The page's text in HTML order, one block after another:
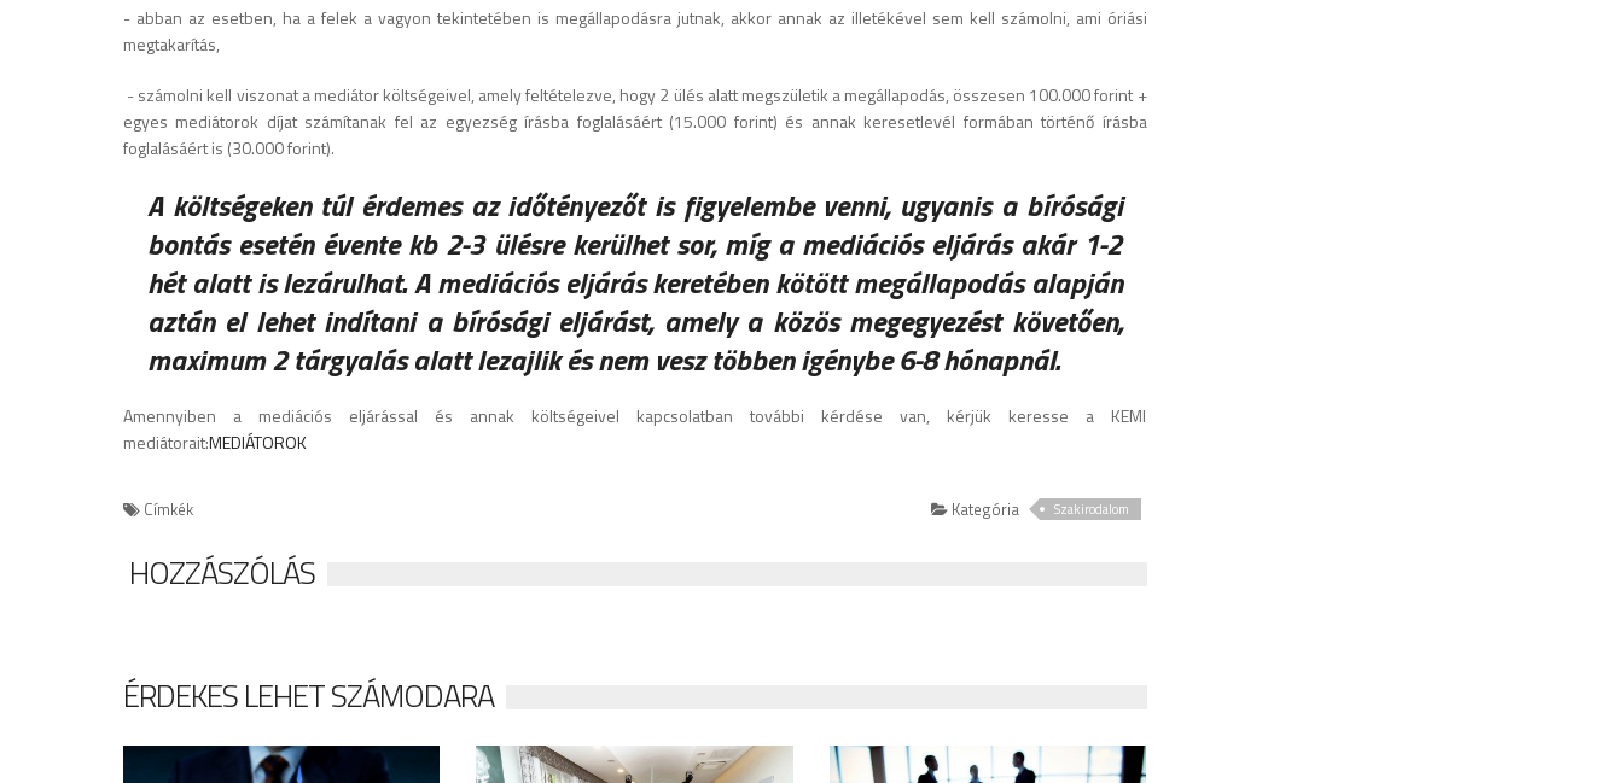
- abban az esetben, ha a felek a vagyon tekintetében is megállapodásra jutnak, akkor annak az illetékével sem kell számolni, ami óriási
megtakarítás,
- számolni kell viszonat a mediátor költségeivel, amely feltételezve, hogy 2 ülés alatt megszületik a megállapodás, összesen 100.000 forint +
egyes mediátorok díjat számítanak fel az egyezség írásba foglalásáért (15.000 forint) és annak keresetlevél formában történő írásba
foglalásáért is (30.000 forint).
A költségeken túl érdemes az időtényezőt is figyelembe venni, ugyanis a bírósági
bontás esetén évente kb 2-3 ülésre kerülhet sor, míg a mediációs eljárás akár 1-2
hét alatt is lezárulhat. A mediációs eljárás keretében kötött megállapodás alapján
aztán el lehet indítani a bírósági eljárást, amely a közös megegyezést követően,
maximum 2 tárgyalás alatt lezajlik és nem vesz többen igénybe 6-8 hónapnál.
Amennyiben a mediációs eljárással és annak költségeivel kapcsolatban további kérdése van, kérjük keresse a KEMI
mediátorait:MEDIÁTOROK
Címkék Kategória Szakirodalom
HOZZÁSZÓLÁS
ÉRDEKES LEHET SZÁMODARA